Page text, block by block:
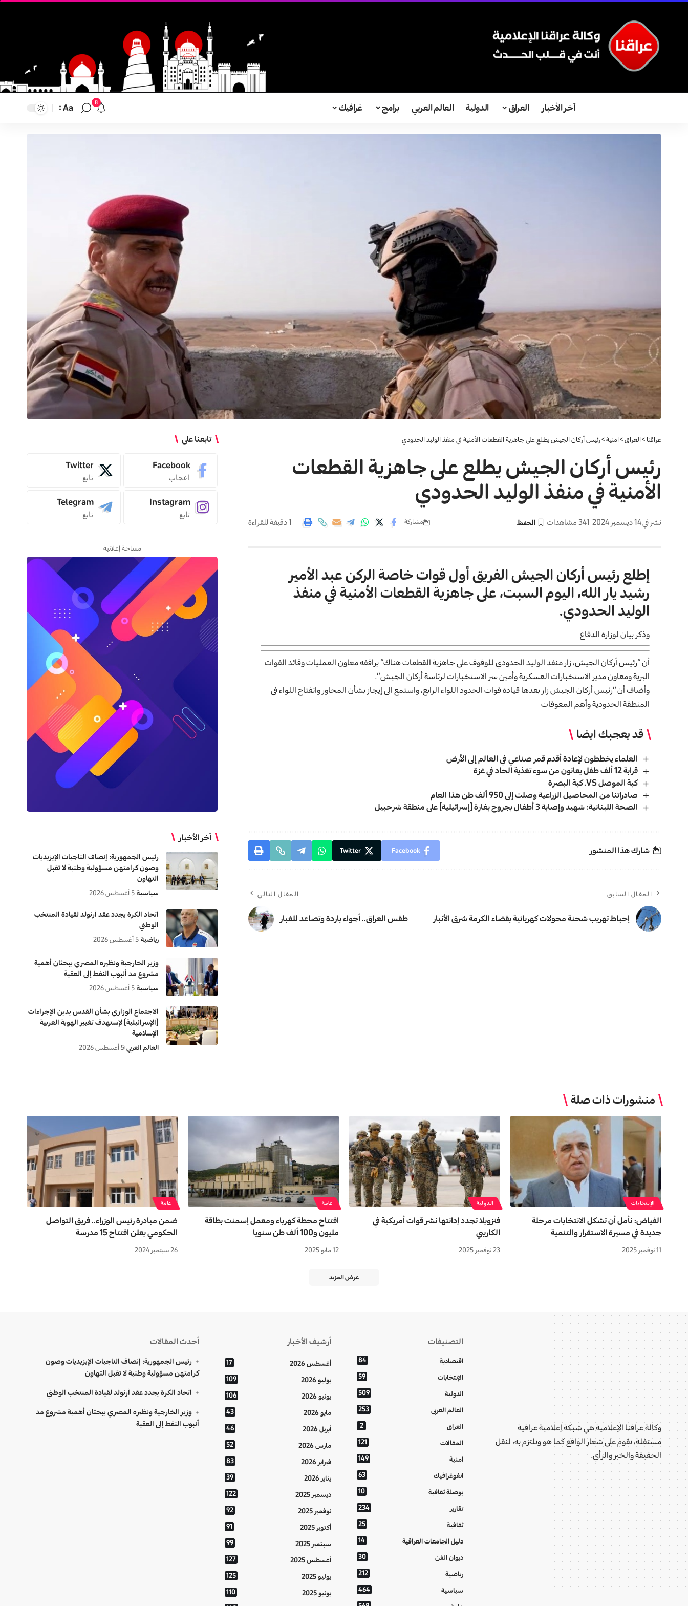
آخر الأخبار العراق الدولية العالم العربي برامج غرافيك 8
تغيير
Aa
عراقنا >العراق>امنية>رئيس أركان الجيش يطلع على جاهزية القطعات الأمنية في منفذ الوليد الحدودي
رئيس أركان الجيش يطلع على جاهزية القطعات
الأمنية في منفذ الوليد الحدودي
نشر في 14 ديسمبر 2024 341 مشاهدات مشاركة 1 دقيقة للقراءة
إطلع رئيس أركان الجيش الفريق أول قوات خاصة الركن عبد الأمير
رشيد يار الله، اليوم السبت، على جاهزية القطعات الأمنية في منفذ
الوليد الحدودي.
وذكر بيان لوزارة الدفاع
أن “رئيس أركان الجيش، زار منفذ الوليد الحدودي للوقوف على جاهزية القطعات هناك” يرافقه معاون العمليات وقائد القوات
البرية ومعاون مدير الاستخبارات العسكرية وأمين سر الاستخبارات لرئاسة أركان الجيش”.
وأضاف أن “رئيس أركان الجيش زار بعدها قيادة قوات الحدود اللواء الرابع، واستمع الى إيجاز بشأن المحاور وانفتاح اللواء في
المنطقة الحدودية وأهم المعوقات
قد يعجبك ايضا
العلماء يخططون لإعادة أقدم قمر صناعي في العالم إلى الأرض
قرابة 12 ألف طفل يعانون من سوء تغذية الحاد في غزة
كبة الموصل VS. كبة البصرة
صادراتنا من المحاصيل الزراعية وصلت إلى 950 ألف طن هذا العام
الصحة اللبنانية: شهيد وإصابة 3 أطفال بجروح بغارة (إسرائيلية) على منطقة شرحبيل
شارك هذا المنشور Facebook
Twitter
المقال السابق
إحباط تهريب شحنة محولات كهربائية بقضاء الكرمة شرق الأنبار
المقال التالي
طقس العراق.. أجواء باردة وتصاعد للغبار
تابعنا على
Facebook
اعجاب
Twitter
تابع
Instagram
تابع
Telegram
تابع
مساحة إعلانية
آخر الأخبار
رئيس الجمهورية: إنصاف الناجيات الإيزيديات
وصون كرامتهن مسؤولية وطنية لا تقبل
التهاون
سياسية 5 أغسطس 2026
اتحاد الكرة يجدد عقد آرنولد لقيادة المنتخب
الوطني
رياضية 5 أغسطس 2026
وزير الخارجية ونظيره المصري يبحثان أهمية
مشروع مد أنبوب النفط إلى العقبة
سياسية 5 أغسطس 2026
الاجتماع الوزاري بشأن القدس يدين الإجراءات
(الإسرائيلية) لإستهدف تغيير الهوية العربية
الإسلامية
العالم العربي 5 أغسطس 2026
منشورات ذات صلة
الإنتخابات
الفياض: نأمل أن تشكل الانتخابات مرحلة
جديدة في مسيرة الاستقرار والتنمية
11 نوفمبر 2025
الدولية
فنزويلا تجدد إدانتها نشر قوات أمريكية في
الكاريبي
23 نوفمبر 2025
عامة
افتتاح محطة كهرباء ومعمل إسمنت بطاقة
مليون و100 ألف طن سنويا
12 مايو 2025
عامة
ضمن مبادرة رئيس الوزراء.. فريق التواصل
الحكومي يعلن افتتاح 15 مدرسة
26 سبتمبر 2024
عرض المزيد
وكالة عراقنا الإعلامية هي شبكة إعلامية عراقية
مستقلة، تقوم على شعار الواقع كما هو وتلتزم به، لنقل
الحقيقة والخبر والرأي.
التصنيفات
اقتصادية 84
الإنتخابات 59
الدولية 509
العالم العربي 253
العراق 2
المقالات 121
امنية 149
انفوغرافيك 63
بوصلة ثقافية 10
تقارير 234
ثقافية 25
دليل الجامعات العراقية 14
ديوان الفن 30
رياضية 212
سياسية 464
أرشيف الأخبار
أغسطس 2026 17
يوليو 2026 109
يونيو 2026 106
مايو 2026 43
أبريل 2026 46
مارس 2026 52
فبراير 2026 83
يناير 2026 39
ديسمبر 2025 122
نوفمبر 2025 92
أكتوبر 2025 91
سبتمبر 2025 99
أغسطس 2025 127
يوليو 2025 125
يونيو 2025 110
أحدث المقالات
رئيس الجمهورية: إنصاف الناجيات الإيزيديات وصون
كرامتهن مسؤولية وطنية لا تقبل التهاون
اتحاد الكرة يجدد عقد آرنولد لقيادة المنتخب الوطني
وزير الخارجية ونظيره المصري يبحثان أهمية مشروع مد
أنبوب النفط إلى العقبة